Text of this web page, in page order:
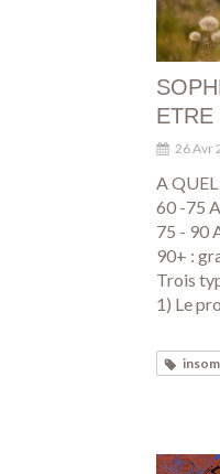
ETRE
26 Avr
A
60 -75
75 - 90
90+ :
Trois
1) Le